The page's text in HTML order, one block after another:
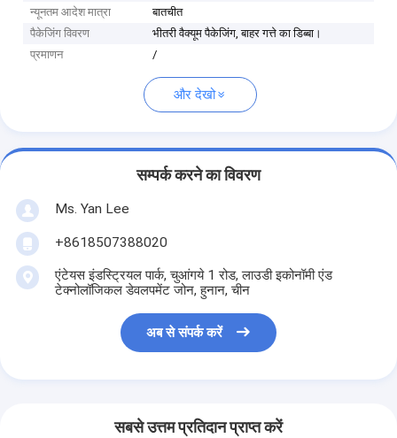
न्यूनतम आदेश मात्रा
बातचीत
पैकेजिंग विवरण
भीतरी वैक्यूम पैकेजिंग, बाहर गत्ते का डिब्बा।
प्रमाणन
/
और देखो
सम्पर्क करने का विवरण
Ms. Yan Lee
+8618507388020
एंटेयस इंडस्ट्रियल पार्क, चुआंगये 1 रोड, लाउडी इकोनॉमी एंड
टेक्नोलॉजिकल डेवलपमेंट जोन, हुनान, चीन
अब से संपर्क करें
सबसे उत्तम प्रतिदान प्राप्त करें